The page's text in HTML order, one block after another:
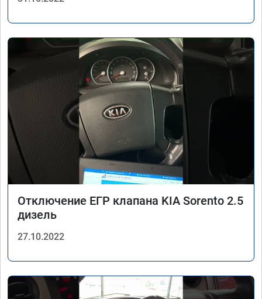
Отключение ЕГР клапана KIA Sorento 2.5
дизель
27.10.2022